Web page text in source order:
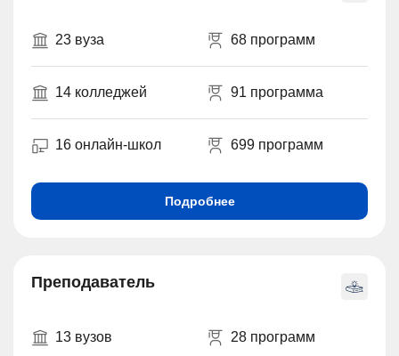
23 вуза 68 программ
14 колледжей 91 программа
16 онлайн-школ 699 программ
Подробнее
Преподаватель
13 вузов 28 программ